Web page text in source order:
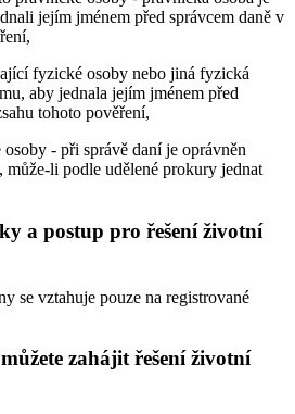
jejím jménem před správcem daně v
fyzické osoby nebo jiná fyzická
aby jednala jejím jménem před
tohoto pověření,
- při správě daní je oprávněn
může-li podle udělené prokury jednat
a postup pro řešení životní
se vztahuje pouze na registrované
zahájit řešení životní